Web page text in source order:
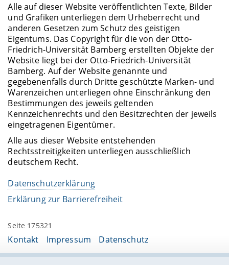
Alle auf dieser Website veröffentlichten Texte, Bilder
und Grafiken unterliegen dem Urheberrecht und
anderen Gesetzen zum Schutz des geistigen
Eigentums. Das Copyright für die von der Otto-
Friedrich-Universität Bamberg erstellten Objekte der
Website liegt bei der Otto-Friedrich-Universität
Bamberg. Auf der Website genannte und
gegebenenfalls durch Dritte geschützte Marken- und
Warenzeichen unterliegen ohne Einschränkung den
Bestimmungen des jeweils geltenden
Kennzeichenrechts und den Besitzrechten der jeweils
eingetragenen Eigentümer.
Alle aus dieser Website entstehenden
Rechtsstreitigkeiten unterliegen ausschließlich
deutschem Recht.
Datenschutzerklärung
Erklärung zur Barrierefreiheit
Seite 175321
Kontakt Impressum Datenschutz